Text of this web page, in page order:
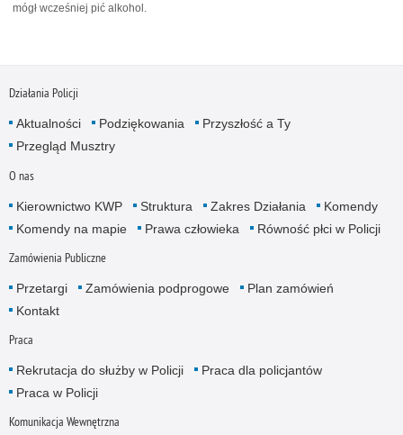
mógł wcześniej pić alkohol.
Działania Policji
Aktualności Podziękowania
Przyszłość a Ty
Przegląd Musztry
O nas
Kierownictwo KWP Struktura Zakres Działania
Komendy
Komendy na mapie
Prawa człowieka Równość płci w Policji
Zamówienia Publiczne
Przetargi Zamówienia podprogowe
Plan zamówień
Kontakt
Praca
Rekrutacja do służby w Policji
Praca dla policjantów
Praca w Policji
Komunikacja Wewnętrzna